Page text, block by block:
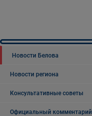
Новости Белова
Новости региона
Консультативные советы
Официальный комментарий